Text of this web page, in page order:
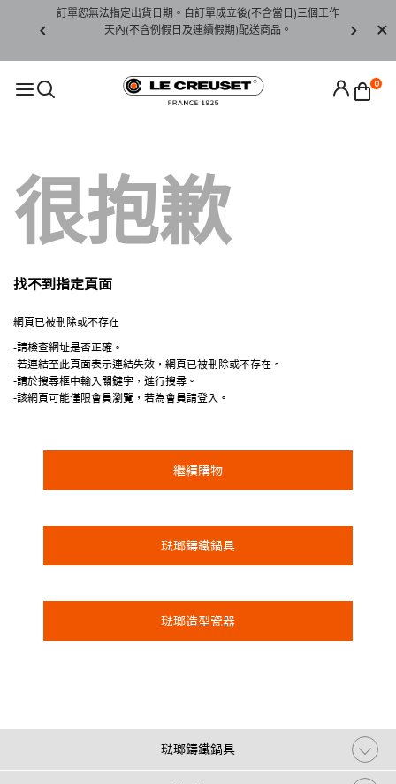
下水)，若
訂單恕無法指定出貨日期。自訂單成立後(不含當日)三個工作
天內(不含例假日及連續假期)配送商品。
請至
0
很抱歉
找不到指定頁面
網頁已被刪除或不存在
-請檢查網址是否正確。
-若連結至此頁面表示連結失效，網頁已被刪除或不存在。
-請於搜尋框中輸入關鍵字，進行搜尋。
-該網頁可能僅限會員瀏覽，若為會員請登入。
繼續購物
琺瑯鑄鐵鍋具
琺瑯造型瓷器
琺瑯鑄鐵鍋具